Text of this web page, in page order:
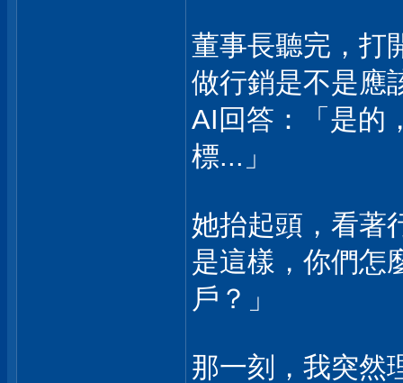
董事長聽完，打
做行銷是不是應
AI回答：「是的
標...」
她抬起頭，看著
是這樣，你們怎
戶？」
那一刻，我突然